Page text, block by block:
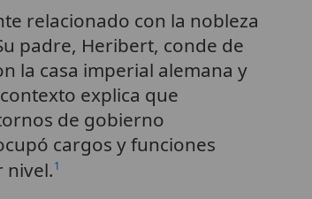
relacionado con la nobleza
padre, Heribert, conde de
la casa imperial alemana y
explica que
de gobierno
cargos y funciones
nivel.1